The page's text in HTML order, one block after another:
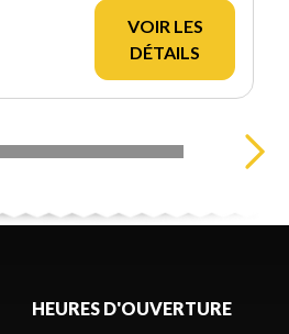
VOIR LES
DÉTAILS
HEURES D'OUVERTURE